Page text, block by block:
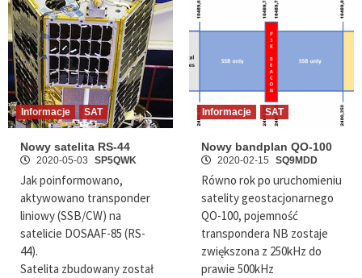
Informacje SAT
Nowy satelita RS-44
2020-05-03 SP5QWK
Jak poinformowano,
aktywowano transponder
liniowy (SSB/CW) na
satelicie DOSAAF-85 (RS-
44).
Satelita zbudowany został
Informacje SAT
Nowy bandplan QO-100
2020-02-15 SQ9MDD
Równo rok po uruchomieniu
satelity geostacjonarnego
QO-100, pojemność
transpondera NB zostaje
zwiększona z 250kHz do
prawie 500kHz